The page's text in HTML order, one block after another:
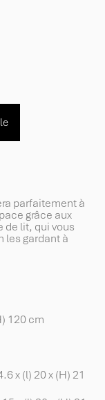
parfaitement à
grâce aux
de lit, qui vous
les gardant à
120 cm
x (l) 20 x (H) 21